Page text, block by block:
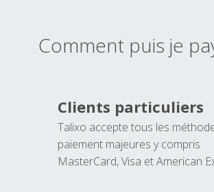
Comment puis je
Clients particuliers
Talixo accepte tous les
paiement majeures y compris
MasterCard, Visa et American